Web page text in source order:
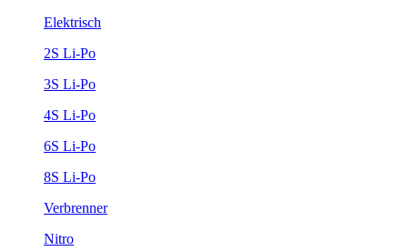
Elektrisch
2S Li-Po
3S Li-Po
4S Li-Po
6S Li-Po
8S Li-Po
Verbrenner
Nitro